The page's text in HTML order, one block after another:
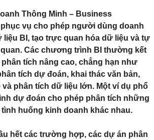
Thông Minh – Business
phục vụ cho phép người dùng doanh
liệu BI, tạo trực quan hóa dữ liệu và tự
Các chương trình BI thường kết
tích nâng cao, chẳng hạn như
tích dự đoán, khai thác văn bản,
phân tích dữ liệu lớn. Một ví dụ phổ
dự đoán cho phép phân tích những
huống kinh doanh khác nhau.
hết các trường hợp, các dự án phân